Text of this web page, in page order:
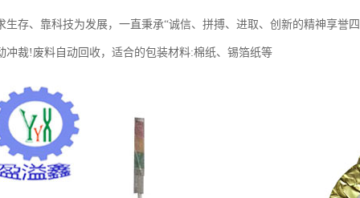
生存、靠科技为发展，一直秉承“诚信、拼搏、进取、创新的精神享誉
冲裁!废料自动回收，适合的包装材料:棉纸、锡箔纸等